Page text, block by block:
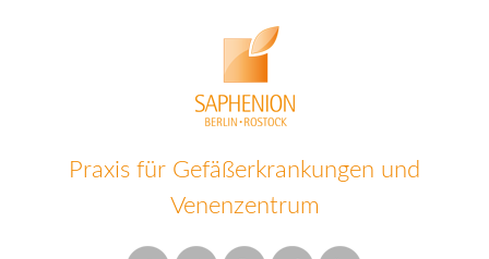
Praxis für Gefäßerkrankungen und
Venenzentrum